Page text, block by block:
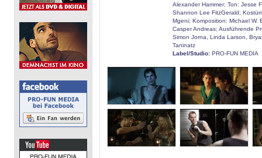
Alexander Hammer; Ton: Jesse
Shannon Lee FitzGerald;
Mgeni; Komposition: Michael W.
Casper Andreas; Ausführende
Simon Jorna, Linda Larson,
Taninatz
Label/Studio: PRO-FUN MEDIA